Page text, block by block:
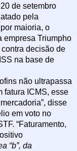
de setembro
pela
maioria, o
empresa Triumpho
decisão de
na base de
não ultrapassa
fatura ICMS, esse
disse
em voto no
“Faturamento,
“b”, da